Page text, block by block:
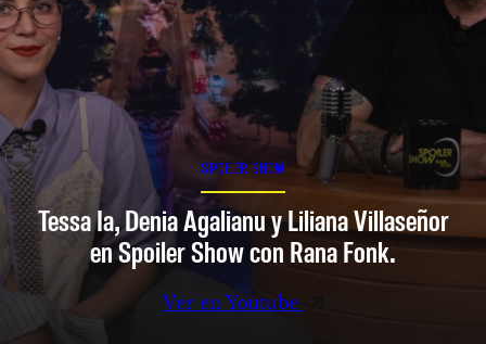
SPOILER SHOW
Tessa Ia, Denia Agalianu y Liliana Villaseñor
en Spoiler Show con Rana Fonk.
Ver en Youtube